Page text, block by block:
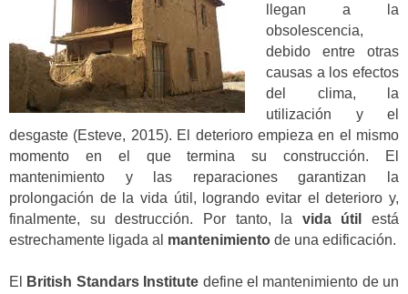
llegan a la
obsolescencia,
debido entre otras
causas a los efectos
del clima, la
utilización y el
desgaste (Esteve, 2015). El deterioro empieza en el mismo
momento en el que termina su construcción. El
mantenimiento y las reparaciones garantizan la
prolongación de la vida útil, logrando evitar el deterioro y,
finalmente, su destrucción. Por tanto, la vida útil
está
estrechamente ligada al mantenimiento de una edificación.
El British Standars Institute define el mantenimiento de un